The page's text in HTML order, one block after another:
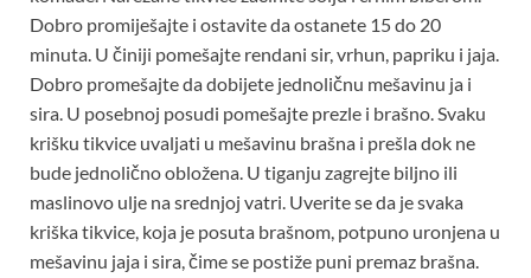
Dobro promiješajte i ostavite da ostanete 15 do 20
minuta. U činiji pomešajte rendani sir, vrhun, papriku i jaja.
Dobro promešajte da dobijete jednoličnu mešavinu ja i
sira. U posebnoj posudi pomešajte prezle i brašno. Svaku
krišku tikvice uvaljati u mešavinu brašna i prešla dok ne
bude jednolično obložena. U tiganju zagrejte biljno ili
maslinovo ulje na srednjoj vatri. Uverite se da je svaka
kriška tikvice, koja je posuta brašnom, potpuno uronjena u
mešavinu jaja i sira, čime se postiže puni premaz brašna.